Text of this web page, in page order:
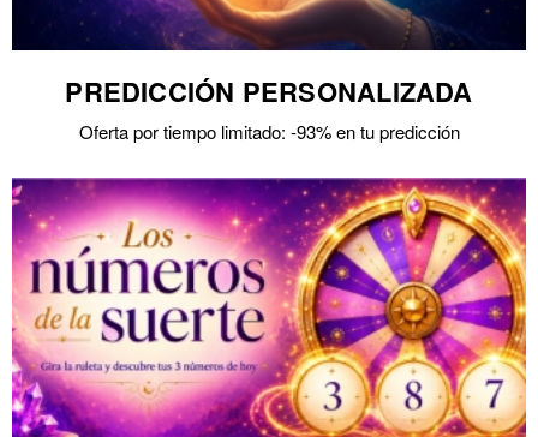
PREDICCIÓN PERSONALIZADA
Oferta por tiempo limitado: -93% en tu predicción